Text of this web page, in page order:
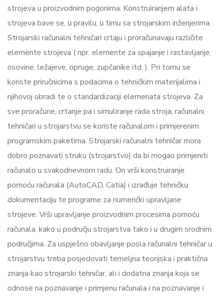
strojeva u proizvodnim pogonima. Konstruiranjem alata i
strojeva bave se, u pravilu, u timu sa strojarskim inženjerima.
Strojarski računalni tehničari crtaju i proračunavaju različite
elemente strojeva ( npr. elemente za spajanje i rastavljanje,
osovine, ležajeve, opruge, zupčanike itd. ). Pri tomu se
koriste priručnicima s podacima o tehničkim materijalima i
njihovoj obradi te o standardizaciji elemenata strojeva. Za
sve proračune, crtanje pa i simuliranje rada stroja, računalni
tehničari u strojarstvu se koriste računalom i primjerenim
programskim paketima. Strojarski računalni tehničar mora
dobro poznavati struku (strojarstvo) da bi mogao primjeniti
računalo u svakodnevnom radu. On vrši konstruiranje
pomoću računala (AutoCAD, Catia) i izrađuje tehničku
dokumentaciju te programe za numerički upravljane
strojeve. Vrši upravljanje proizvodnim procesima pomoću
računala, kako u području strojarstva tako i u drugim srodnim
područjima. Za uspješno obavljanje posla računalni tehničar u
strojarstvu treba posjedovati temeljna teorijska i praktična
znanja kao strojarski tehničar, ali i dodatna znanja koja se
odnose na poznavanje i primjenu računala i na poznavanje i